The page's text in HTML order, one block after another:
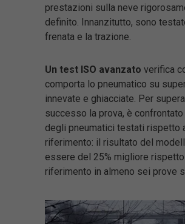
prestazioni sulla neve
definito. Innanzitutto, sono
frenata e la trazione.
Un test ISO avanzato verifica
comporta lo pneumatico su
innevate e ghiacciate. Per
successo la prova, è
degli pneumatici testati rispetto
riferimento: il risultato del
essere del 25% migliore
riferimento in almeno sei prove